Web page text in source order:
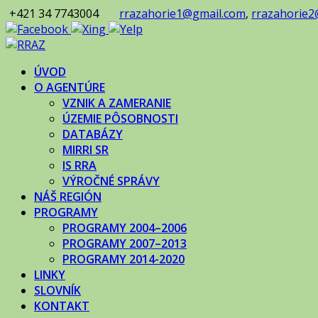
+421 34 7743004 rrazahorie1@gmail.com,
ÚVOD
O AGENTÚRE
VZNIK A ZAMERANIE
ÚZEMIE PÔSOBNOSTI
DATABÁZY
MIRRI SR
IS RRA
VÝROČNÉ SPRÁVY
NÁŠ REGIÓN
PROGRAMY
PROGRAMY 2004–2006
PROGRAMY 2007–2013
PROGRAMY 2014-2020
LINKY
SLOVNÍK
KONTAKT